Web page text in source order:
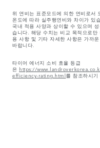
위 연비는 표준모드에 의한 연비로서
온도에 따라 실주행연비와 차이가 있
국내 적용 사양과 상이할 수 있으며
습니다. 해당 수치는 비교 목적으로
용 사항 및 기타 자세한 사항은 가까
바랍니다.
타이어 에너지 소비 효율 등급
은 https://
efficiency-rating.html를 참조하시기